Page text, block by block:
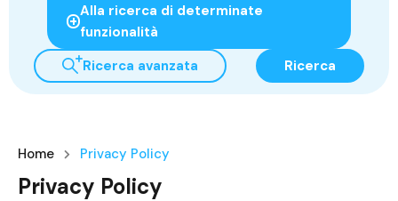
Alla ricerca di determinate
funzionalità
Ricerca avanzata
Ricerca
Home Privacy Policy
Privacy Policy